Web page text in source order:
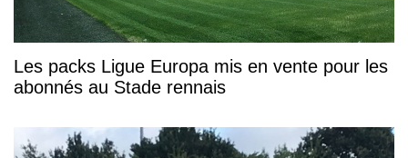
Les packs Ligue Europa mis en vente pour les
abonnés au Stade rennais